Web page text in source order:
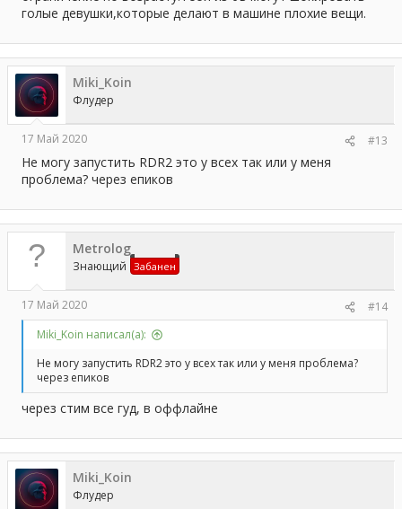
голые девушки,которые делают в машине плохие вещи.
Miki_Koin
Флудер
17 Май 2020 #13
Не могу запустить RDR2 это у всех так или у меня
проблема? через епиков
Metrolog
Знающий Забанен
17 Май 2020
#14
Miki_Koin написал(а):
Не могу запустить RDR2 это у всех так или у меня проблема?
через епиков
через стим все гуд, в оффлайне
Miki_Koin
Флудер